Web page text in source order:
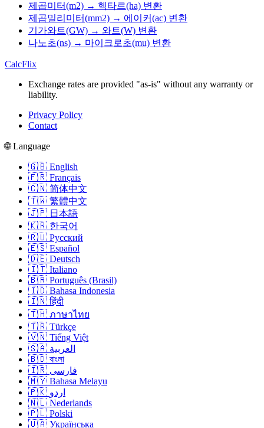
제곱미터(m2) → 헥타르(ha) 변환
제곱밀리미터(mm2) → 에이커(ac) 변환
기가와트(GW) → 와트(W) 변환
나노초(ns) → 마이크로초(mu) 변환
CalcFlix
Exchange rates are provided "as-is" without any warranty or
liability.
Privacy Policy
Contact
🌐 Language
🇬🇧 English
🇫🇷 Français
🇨🇳 简体中文
🇹🇼 繁體中文
🇯🇵 日本語
🇰🇷 한국어
🇷🇺 Русский
🇪🇸 Español
🇩🇪 Deutsch
🇮🇹 Italiano
🇧🇷 Português (Brasil)
🇮🇩 Bahasa Indonesia
🇮🇳 हिंदी
🇹🇭 ภาษาไทย
🇹🇷 Türkçe
🇻🇳 Tiếng Việt
🇸🇦 العربية
🇧🇩 বাংলা
🇮🇷 فارسی
🇲🇾 Bahasa Melayu
🇵🇰 اردو
🇳🇱 Nederlands
🇵🇱 Polski
🇺🇦 Українська